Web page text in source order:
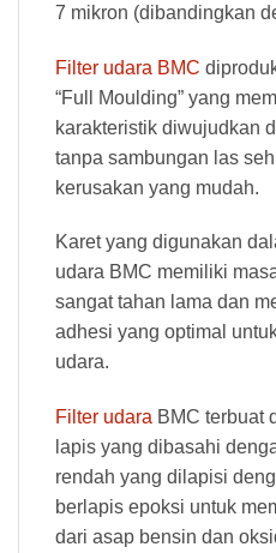
7 mikron (dibandingkan
Filter udara BMC
“Full Moulding” yang
karakteristik diwujudkan
tanpa sambungan las
kerusakan yang mudah.
Karet yang digunakan
udara BMC memiliki
sangat tahan lama dan
adhesi yang optimal
udara.
Filter udara BMC terbuat
lapis yang dibasahi
rendah yang dilapisi
berlapis epoksi untuk
dari asap bensin dan